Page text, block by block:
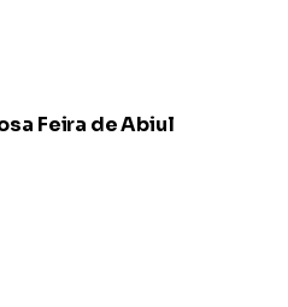
Feira de Abiul